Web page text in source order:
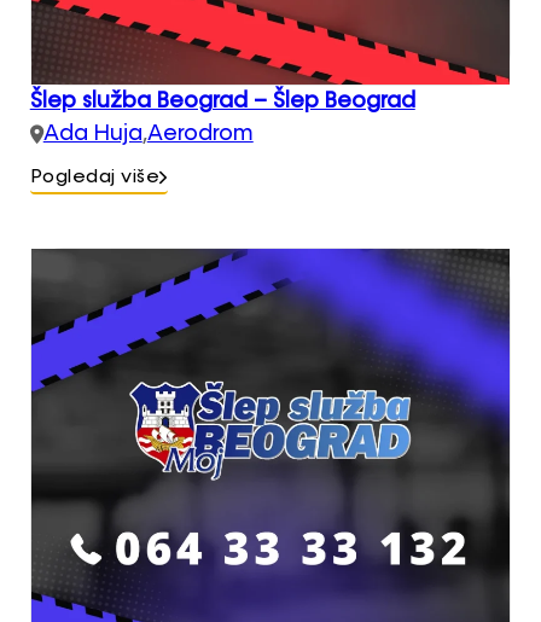
Šlep služba Beograd – Šlep Beograd
Ada Huja,Aerodrom
Pogledaj više